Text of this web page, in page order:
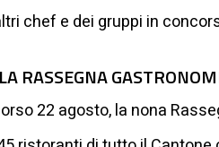
chef e dei gruppi in
RASSEGNA
22 agosto, la nona